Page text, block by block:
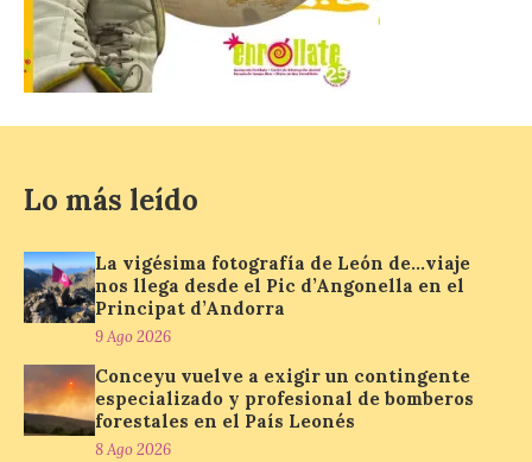
Iberia Marimba es un es
un encuentro
internacional que se
celebra en el mes de
agosto en la localidad
MADO Madrid Orgullo
2026 vuelve a situarse
como uno de los
principales motores
económicos y turísticos de
Madrid
9 Ago 2026
Lo más leído
La vigésima fotografía de León de…viaje
nos llega desde el Pic d’Angonella en el
Principat d’Andorra
9 Ago 2026
Conceyu vuelve a exigir un contingente
especializado y profesional de bomberos
forestales en el País Leonés
8 Ago 2026